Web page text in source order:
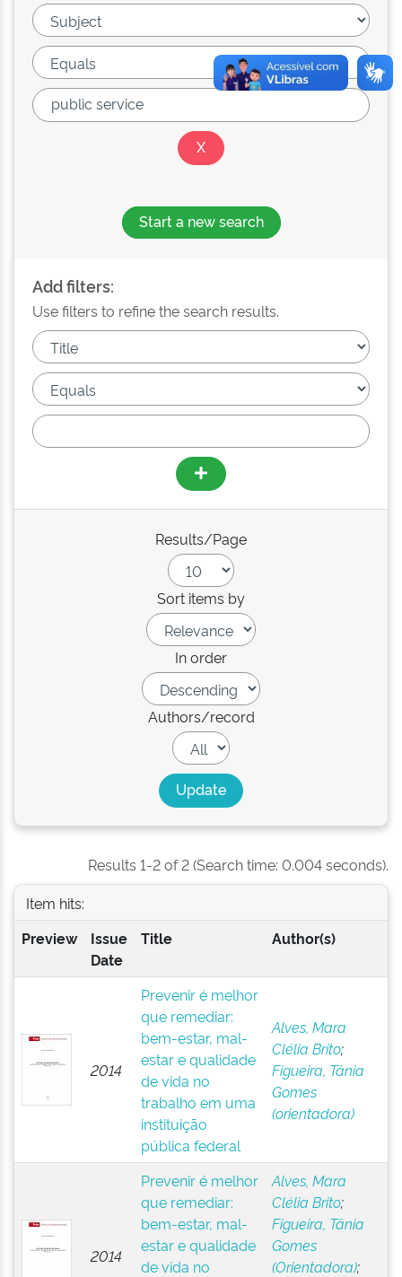
Start a new search
Add filters:
Use filters to refine the search results.
Results/Page
Sort items by
In order
Authors/record
Results 1-2 of 2 (Search time: 0.004 seconds).
Item hits:
Preview
Issue
Date
Title Author(s)
2014
Prevenir é melhor
que remediar:
bem-estar, mal-
estar e qualidade
de vida no
trabalho em uma
instituição
pública federal
Alves, Mara
Clélia Brito;
Figueira, Tânia
Gomes
(orientadora)
2014
Prevenir é melhor
que remediar:
bem-estar, mal-
estar e qualidade
de vida no
Alves, Mara
Clélia Brito;
Figueira, Tânia
Gomes
(Orientadora);